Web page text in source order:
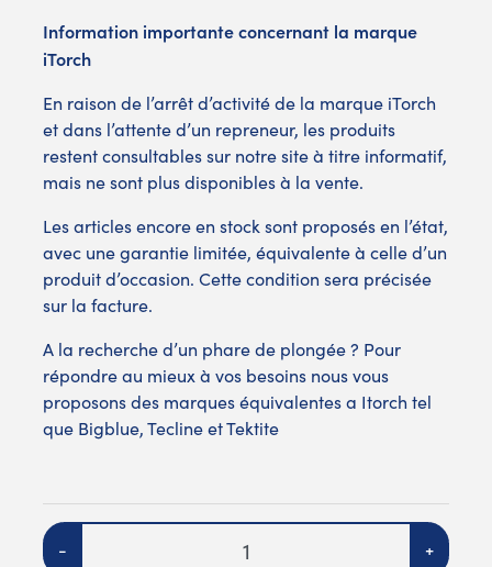
Information importante concernant la marque
iTorch
En raison de l’arrêt d’activité de la marque iTorch
et dans l’attente d’un repreneur, les produits
restent consultables sur notre site à titre informatif,
mais ne sont plus disponibles à la vente.
Les articles encore en stock sont proposés en l’état,
avec une garantie limitée, équivalente à celle d’un
produit d’occasion. Cette condition sera précisée
sur la facture.
A la recherche d’un phare de plongée ? Pour
répondre au mieux à vos besoins nous vous
proposons des marques équivalentes a Itorch tel
que Bigblue,TeclineetTektite
Quantité
- +